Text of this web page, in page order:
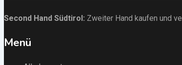
Second Hand Südtirol : Zweiter Hand kaufen und
Menü